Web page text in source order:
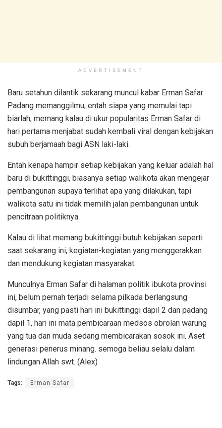
ADVERTISEMENT
Baru setahun dilantik sekarang muncul kabar Erman Safar
Padang memanggilmu, entah siapa yang memulai tapi
biarlah, memang kalau di ukur popularitas Erman Safar di
hari pertama menjabat sudah kembali viral dengan kebijakan
subuh berjamaah bagi ASN laki-laki.
Entah kenapa hampir setiap kebijakan yang keluar adalah hal
baru di bukittinggi, biasanya setiap walikota akan mengejar
pembangunan supaya terlihat apa yang dilakukan, tapi
walikota satu ini tidak memilih jalan pembangunan untuk
pencitraan politiknya.
Kalau di lihat memang bukittinggi butuh kebijakan seperti
saat sekarang ini, kegiatan-kegiatan yang menggerakkan
dan mendukung kegiatan masyarakat.
Munculnya Erman Safar di halaman politik ibukota provinsi
ini, belum pernah terjadi selama pilkada berlangsung
disumbar, yang pasti hari ini bukittinggi dapil 2 dan padang
dapil 1, hari ini mata pembicaraan medsos obrolan warung
yang tua dan muda sedang membicarakan sosok ini. Aset
generasi penerus minang. semoga beliau selalu dalam
lindungan Allah swt. (Alex)
Tags: Erman Safar